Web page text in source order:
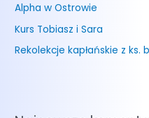
a
:
Alpha w Ostrowie
Kurs Tobiasz i Sara
Rekolekcje kapłańskie z ks.